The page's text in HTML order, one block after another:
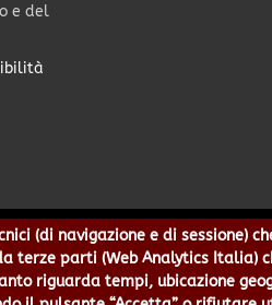
e del
di Genova - Piazzale
010 54991 Fax 010 5499244
(di navigazione e di sessione)
terze parti (Web Analytics Italia)
riguarda tempi, ubicazione